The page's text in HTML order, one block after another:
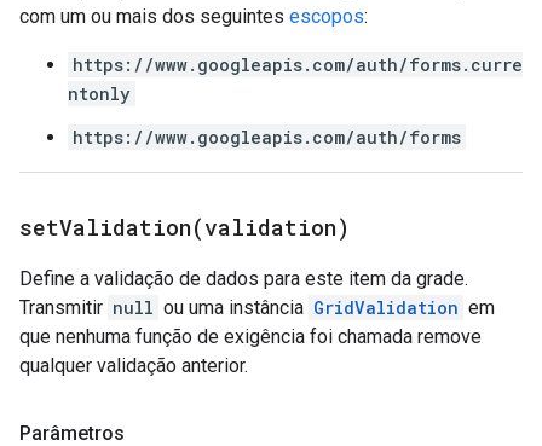
com um ou mais dos seguintes escopos:
https://www.googleapis.com/auth/forms.curre
ntonly
https://www.googleapis.com/auth/forms
setValidation(validation)
Define a validação de dados para este item da grade.
Transmitir null ou uma instância GridValidation em
que nenhuma função de exigência foi chamada remove
qualquer validação anterior.
Parâmetros